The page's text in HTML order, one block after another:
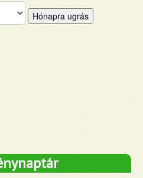
Hónapra ugrás